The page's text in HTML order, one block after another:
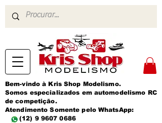
Bem-vindo à Kris Shop Modelismo.
Somos especializados em automodelismo RC
de competição.
Atendimento Somente pelo WhatsApp:
(12) 9 9607 0686